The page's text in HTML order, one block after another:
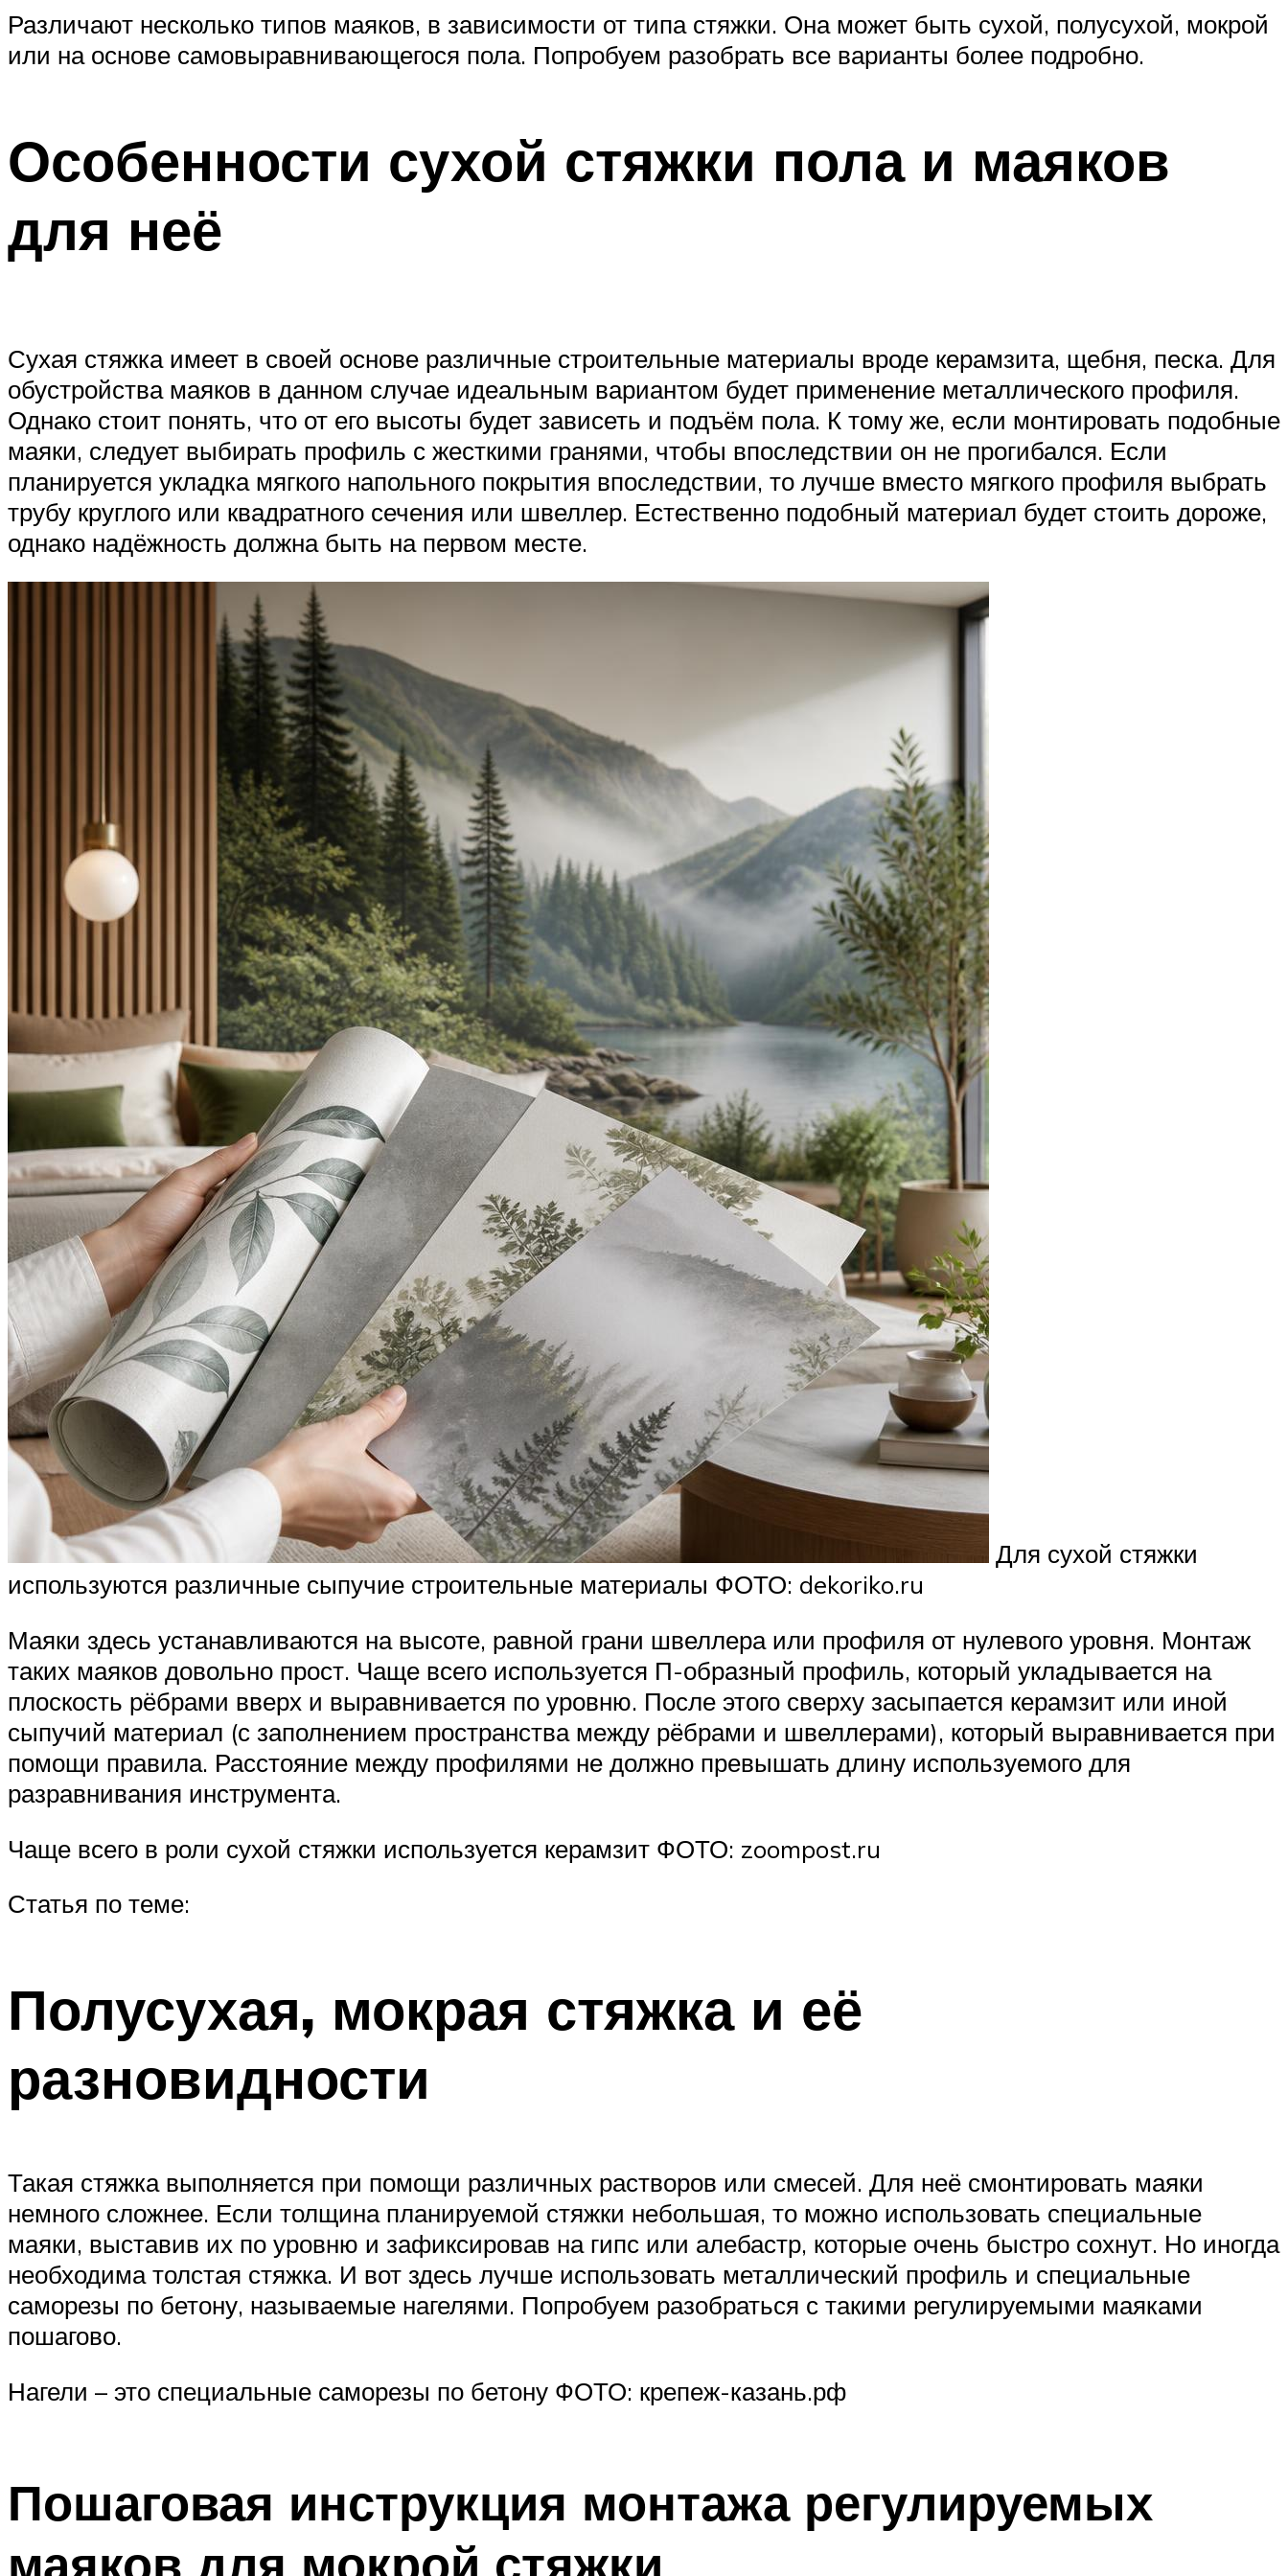
Различают несколько типов маяков, в зависимости от типа стяжки. Она может быть сухой, полусухой, мокрой
или на основе самовыравнивающегося пола. Попробуем разобрать все варианты более подробно.
Особенности сухой стяжки пола и маяков
для неё
Сухая стяжка имеет в своей основе различные строительные материалы вроде керамзита, щебня, песка. Для
обустройства маяков в данном случае идеальным вариантом будет применение металлического профиля.
Однако стоит понять, что от его высоты будет зависеть и подъём пола. К тому же, если монтировать подобные
маяки, следует выбирать профиль с жесткими гранями, чтобы впоследствии он не прогибался. Если
планируется укладка мягкого напольного покрытия впоследствии, то лучше вместо мягкого профиля выбрать
трубу круглого или квадратного сечения или швеллер. Естественно подобный материал будет стоить дороже,
однако надёжность должна быть на первом месте.
Для сухой стяжки
используются различные сыпучие строительные материалы ФОТО: dekoriko.ru
Маяки здесь устанавливаются на высоте, равной грани швеллера или профиля от нулевого уровня. Монтаж
таких маяков довольно прост. Чаще всего используется П-образный профиль, который укладывается на
плоскость рёбрами вверх и выравнивается по уровню. После этого сверху засыпается керамзит или иной
сыпучий материал (с заполнением пространства между рёбрами и швеллерами), который выравнивается при
помощи правила. Расстояние между профилями не должно превышать длину используемого для
разравнивания инструмента.
Чаще всего в роли сухой стяжки используется керамзит ФОТО: zoompost.ru
Статья по теме:
Полусухая, мокрая стяжка и её
разновидности
Такая стяжка выполняется при помощи различных растворов или смесей. Для неё смонтировать маяки
немного сложнее. Если толщина планируемой стяжки небольшая, то можно использовать специальные
маяки, выставив их по уровню и зафиксировав на гипс или алебастр, которые очень быстро сохнут. Но иногда
необходима толстая стяжка. И вот здесь лучше использовать металлический профиль и специальные
саморезы по бетону, называемые нагелями. Попробуем разобраться с такими регулируемыми маяками
пошагово.
Нагели – это специальные саморезы по бетону ФОТО: крепеж-казань.рф
Пошаговая инструкция монтажа регулируемых
маяков для мокрой стяжки